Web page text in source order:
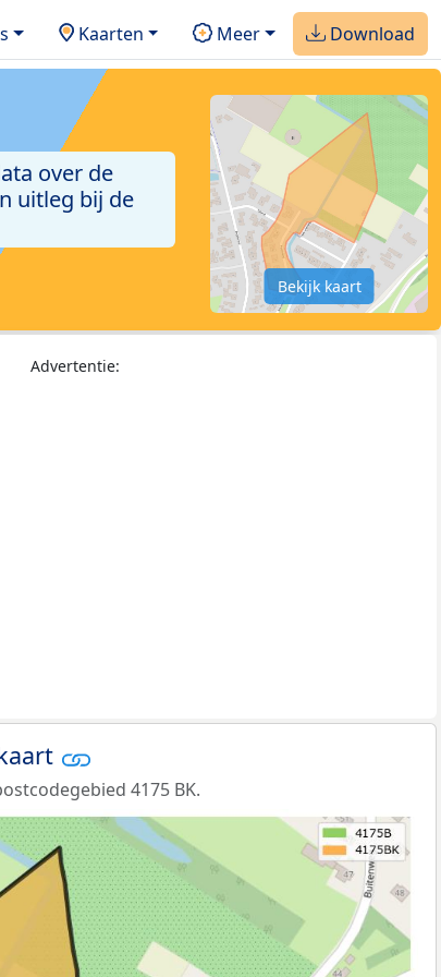
Kaarten Meer Download
over de
uitleg bij de
Bekijk kaart
Advertentie:
4175 BK.